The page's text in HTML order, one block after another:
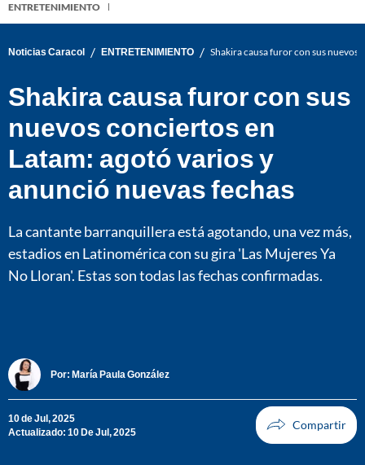
ENTRETENIMIENTO
Noticias Caracol / ENTRETENIMIENTO / Shakira causa furor con sus nuevos
Shakira causa furor con sus
nuevos conciertos en
Latam: agotó varios y
anunció nuevas fechas
La cantante barranquillera está agotando, una vez más,
estadios en Latinomérica con su gira 'Las Mujeres Ya
No Lloran'. Estas son todas las fechas confirmadas.
Por: María Paula González
10 de Jul, 2025
Actualizado: 10 De Jul, 2025